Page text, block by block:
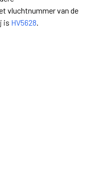
vluchtnummer van de
is HV5628.